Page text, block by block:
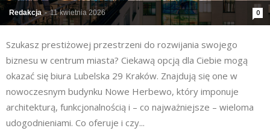
Redakcja - 11 kwietnia 2026 0
Szukasz prestiżowej przestrzeni do rozwijania swojego
biznesu w centrum miasta? Ciekawą opcją dla Ciebie mogą
okazać się biura Lubelska 29 Kraków. Znajdują się one w
nowoczesnym budynku Nowe Herbewo, który imponuje
architekturą, funkcjonalnością i – co najważniejsze – wieloma
udogodnieniami. Co oferuje i czy...